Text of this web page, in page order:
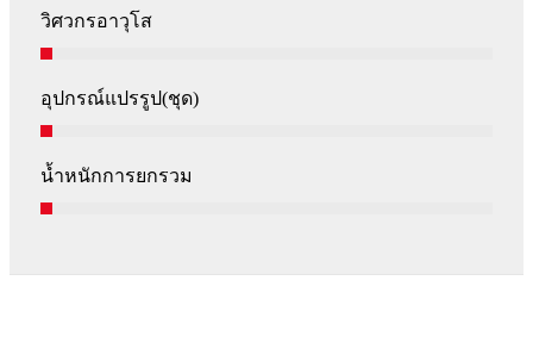
วิศวกรอาวุโส
อุปกรณ์แปรรูป(ชุด)
น้ำหนักการยกรวม